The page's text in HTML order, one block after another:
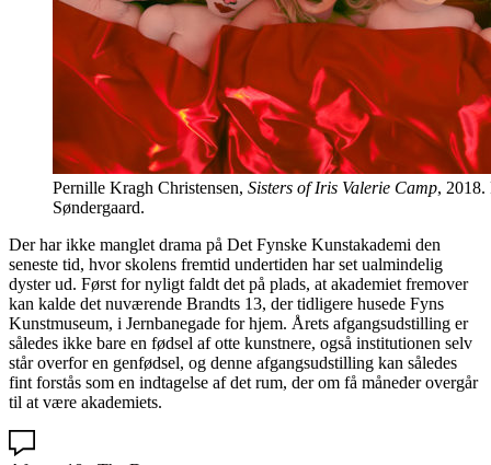
Pernille Kragh Christensen, Sisters of Iris Valerie Camp, 2018.
Søndergaard.
Der har ikke manglet drama på Det Fynske Kunstakademi den
seneste tid, hvor skolens fremtid undertiden har set ualmindelig
dyster ud. Først for nyligt faldt det på plads, at akademiet fremover
kan kalde det nuværende Brandts 13, der tidligere husede Fyns
Kunstmuseum, i Jernbanegade for hjem. Årets afgangsudstilling er
således ikke bare en fødsel af otte kunstnere, også institutionen selv
står overfor en genfødsel, og denne afgangsudstilling kan således
fint forstås som en indtagelse af det rum, der om få måneder overgår
til at være akademiets.